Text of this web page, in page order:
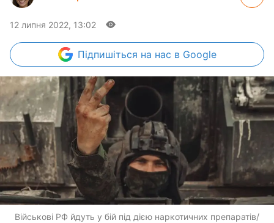
12 липня 2022, 13:02
Підпишіться на нас в Google
Військові РФ йдуть у бій під дією наркотичних препаратів/